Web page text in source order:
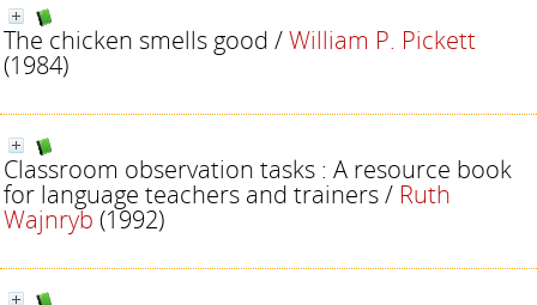
The chicken smells good /William P. Pickett
(1984)
Classroom observation tasks : A resource book
for language teachers and trainers/ Ruth
Wajnryb (1992)